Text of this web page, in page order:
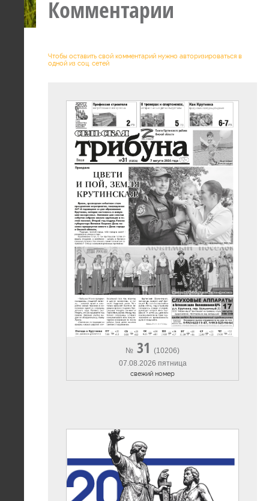
Комментарии
Чтобы оставить свой комментарий нужно авторизироваться в
одной из соц. сетей
№ 31 (10206)
07.08.2026 пятница
cвежий номер